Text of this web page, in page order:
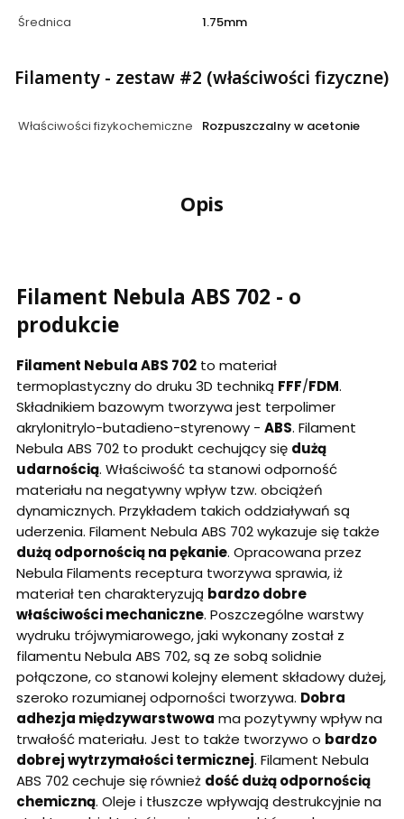
Średnica
1.75mm
Filamenty - zestaw #2 (właściwości fizyczne)
Właściwości fizykochemiczne Rozpuszczalny w acetonie
Opis
Filament Nebula ABS 702 - o
produkcie
Filament Nebula ABS 702 to materiał
termoplastyczny do druku 3D techniką FFF/FDM.
Składnikiem bazowym tworzywa jest terpolimer
akrylonitrylo-butadieno-styrenowy - ABS. Filament
Nebula ABS 702 to produkt cechujący się dużą
udarnością. Właściwość ta stanowi odporność
materiału na negatywny wpływ tzw. obciążeń
dynamicznych. Przykładem takich oddziaływań są
uderzenia. Filament Nebula ABS 702 wykazuje się także
dużą odpornością na pękanie. Opracowana przez
Nebula Filaments receptura tworzywa sprawia, iż
materiał ten charakteryzują bardzo dobre
właściwości mechaniczne. Poszczególne warstwy
wydruku trójwymiarowego, jaki wykonany został z
filamentu Nebula ABS 702, są ze sobą solidnie
połączone, co stanowi kolejny element składowy dużej,
szeroko rozumianej odporności tworzywa. Dobra
adhezja międzywarstwowa ma pozytywny wpływ na
trwałość materiału. Jest to także tworzywo o bardzo
dobrej wytrzymałości termicznej. Filament Nebula
ABS 702 cechuje się również dość dużą odpornością
chemiczną. Oleje i tłuszcze wpływają destrukcyjnie na